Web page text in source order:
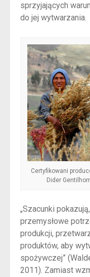
sprzyjających
do jej wytwarzania.
Certyfikowani
Dider
„Szacunki
przemysłowe
produkcji,
produktów, aby
spożywczej”
2011). Zamiast